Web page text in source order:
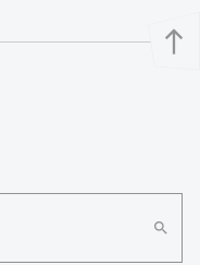
north
search